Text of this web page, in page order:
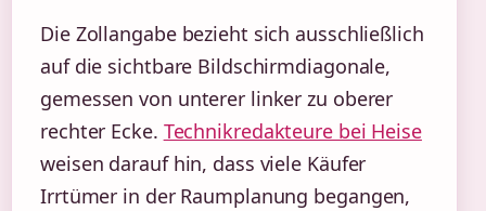
Die Zollangabe bezieht sich ausschließlich
auf die sichtbare Bildschirmdiagonale,
gemessen von unterer linker zu oberer
rechter Ecke. Technikredakteure bei Heise
weisen darauf hin, dass viele Käufer
Irrtümer in der Raumplanung begangen,